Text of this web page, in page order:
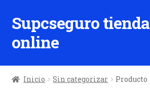
Ir
a
la
Ir
al
contenido
Supcseguro tienda
online
Inicio Sin categorizar Producto